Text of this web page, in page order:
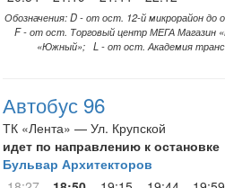
Обозначения: D - от ост. 12-й микрорайон
F - от ост. Торговый центр МЕГА Магазин
«Южный»; L - от ост. Академия
Автобус 96
ТК «Лента» — Ул. Крупской
идет по направлению к остановке
Бульвар Архитекторов